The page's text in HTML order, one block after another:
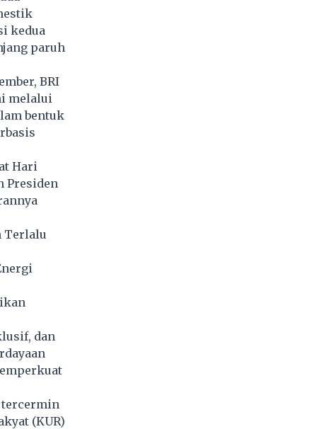
kedua
paruh
BRI
melalui
bentuk
Hari
Presiden
Terlalu
dan
tercermin
(KUR)